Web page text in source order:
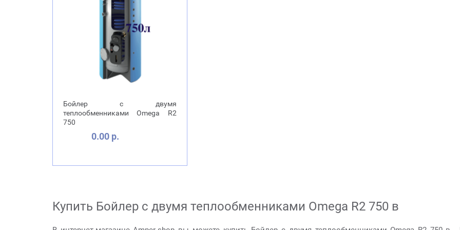
Бойлер с двумя
теплообменниками Omega R2
750
0.00 р.
Купить Бойлер с двумя теплообменниками Omega R2 750 в